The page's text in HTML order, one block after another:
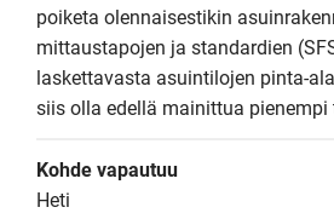
poiketa olennaisestikin
mittaustapojen ja standardien
laskettavasta asuintilojen pinta-
siis olla edellä mainittua pienempi
Kohde vapautuu
Heti